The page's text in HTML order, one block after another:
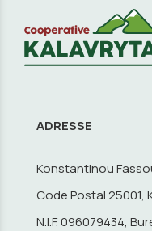
ADRESSE
Konstantinou
Code Postal 25001,
N.I.F. 096079434,